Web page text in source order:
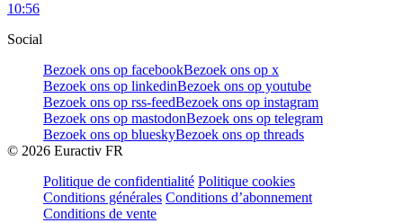
10:56
Social
Bezoek ons op facebookBezoek ons op x
Bezoek ons op linkedinBezoek ons op youtube
Bezoek ons op rss-feedBezoek ons op instagram
Bezoek ons op mastodonBezoek ons op telegram
Bezoek ons op blueskyBezoek ons op threads
© 2026 Euractiv FR
Politique de confidentialité Politique cookies
Conditions générales Conditions d’abonnement
Conditions de vente